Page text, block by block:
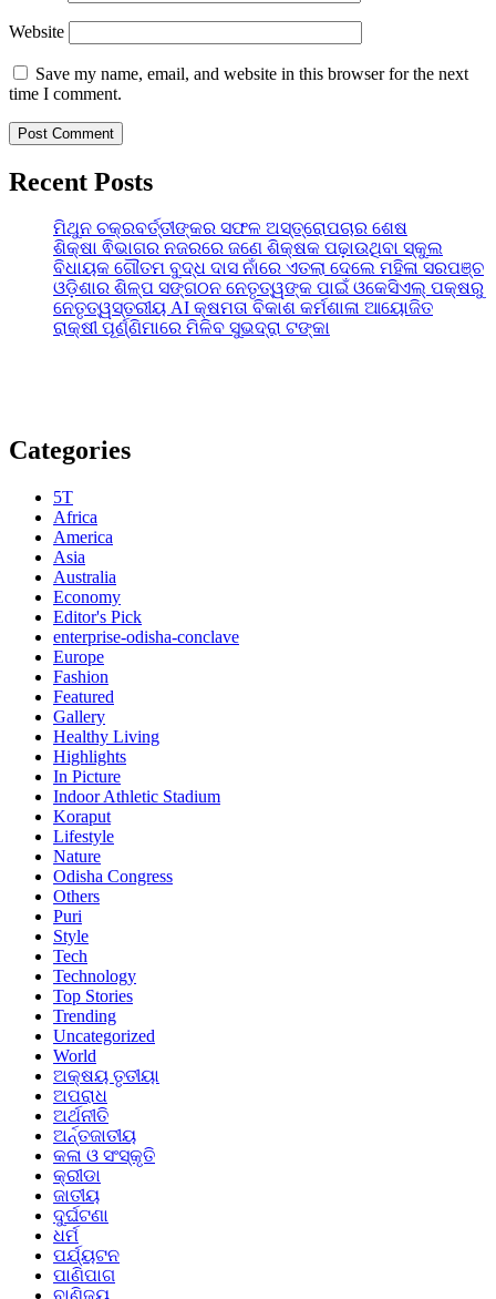
Website
Save my name, email, and website in this browser for the next
time I comment.
Recent Posts
ମିଥୁନ ଚକ୍ରବର୍ତ୍ତୀଙ୍କର ସଫଳ ଅସ୍ତ୍ରୋପଚାର ଶେଷ
ଶିକ୍ଷା ଵିଭାଗର ନଜରରେ ଜଣେ ଶିକ୍ଷକ ପଢ଼ାଉଥିବା ସ୍କୁଲ
ବିଧାୟକ ଗୌତମ ବୁଦ୍ଧ ଦାସ ନାଁରେ ଏତଲା ଦେଲେ ମହିଳା ସରପଞ୍ଚ
ଓଡ଼ିଶାର ଶିଳ୍ପ ସଙ୍ଗଠନ ନେତୃତ୍ୱଙ୍କ ପାଇଁ ଓକେସିଏଲ୍ ପକ୍ଷରୁ
ନେତୃତ୍ୱସ୍ତରୀୟ AI କ୍ଷମତା ବିକାଶ କର୍ମଶାଳା ଆୟୋଜିତ
ରାକ୍ଷୀ ପୂର୍ଣ୍ଣିମାରେ ମିଳିବ ସୁଭଦ୍ରା ଟଙ୍କା
Categories
5T
Africa
America
Asia
Australia
Economy
Editor's Pick
enterprise-odisha-conclave
Europe
Fashion
Featured
Gallery
Healthy Living
Highlights
In Picture
Indoor Athletic Stadium
Koraput
Lifestyle
Nature
Odisha Congress
Others
Puri
Style
Tech
Technology
Top Stories
Trending
Uncategorized
World
ଅକ୍ଷୟ ତୃତୀୟା
ଅପରାଧ
ଅର୍ଥନୀତି
ଅର୍ନ୍ତଜାତୀୟ
କଳା ଓ ସଂସ୍କୃତି
କ୍ରୀଡା
ଜାତୀୟ
ଦୁର୍ଘଟଣା
ଧର୍ମ
ପର୍ଯ୍ୟଟନ
ପାଣିପାଗ